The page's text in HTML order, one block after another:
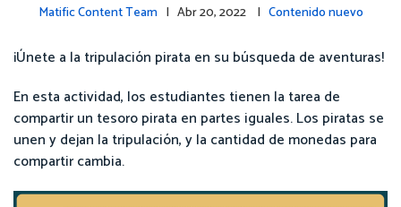
Matific Content Team | Abr 20, 2022 | Contenido nuevo
¡Únete a la tripulación pirata en su búsqueda de aventuras!
En esta actividad, los estudiantes tienen la tarea de
compartir un tesoro pirata en partes iguales. Los piratas se
unen y dejan la tripulación, y la cantidad de monedas para
compartir cambia.